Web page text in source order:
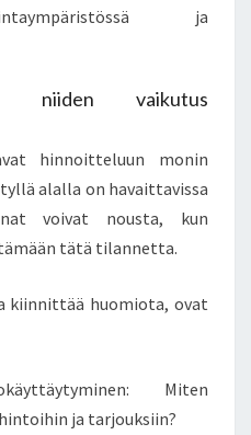
ja
niiden vaikutus
hinnoitteluun monin
alalla on havaittavissa
voivat nousta, kun
tätä tilannetta.
kiinnittää huomiota, ovat
Miten
ja tarjouksiin?